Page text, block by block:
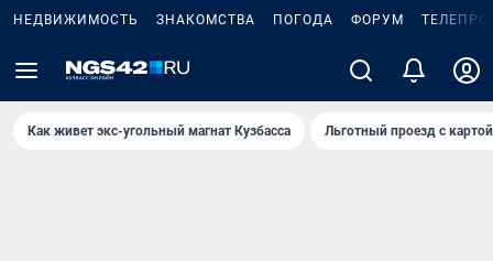
НЕДВИЖИМОСТЬ ЗНАКОМСТВА ПОГОДА ФОРУМ
Как живет экс-угольный магнат Кузбасса Льготный проезд с